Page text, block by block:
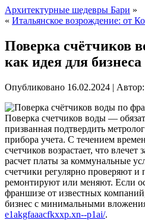
Архитектурные шедевры Бари »
« Итальянское возрождение: от
Поверка счётчиков
как идея для бизнеса
Опубликовано 16.02.2024 | Автор:
Поверка счетчиков воды —
призванная подтвердить
прибора учета. С течением
счетчиков возрастает, что влечет
расчет платы за коммунальные
счетчики регулярно проверяют и
ремонтируют или меняют. Если
франшизе от известных
бизнес с минимальными
e1akgfaaacfkxxp.xn--p1ai/.